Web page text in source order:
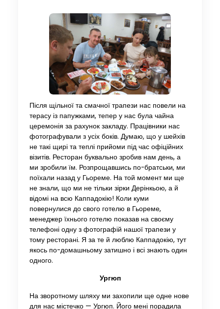
Після щільної та смачної трапези нас повели на
терасу із папужками, тепер у нас була чайна
церемонія за рахунок закладу. Працівники нас
фотографували з усіх боків. Думаю, що у шейхів
не такі щирі та теплі прийоми під час офіційних
візитів. Ресторан буквально зробив нам день, а
ми зробили їм. Розпрощавшись по-братськи, ми
поїхали назад у Гьореме. На той момент ми ще
не знали, що ми не тільки зірки Дерінкьою, а й
відомі на всю Каппадокію! Коли куми
повернулися до свого готелю в Гьореме,
менеджер їхнього готелю показав на своєму
телефоні одну з фотографій нашої трапези у
тому ресторані. Я за те й люблю Каппадокію, тут
якось по-домашньому затишно і всі знають один
одного.
Ургюп
На зворотному шляху ми захопили ще одне нове
для нас містечко — Ургюп. Його мені порадила